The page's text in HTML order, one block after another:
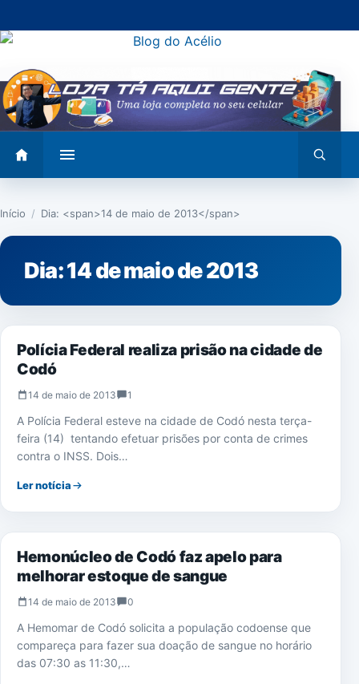
para
conteúdo
menu
busca
Início / Dia: <span>14 de maio de 2013</span>
Dia:14 de maio de 2013
NOTÍCIAS
Polícia Federal realiza prisão na cidade de
Codó
14 de maio de 2013 1
A Polícia Federal esteve na cidade de Codó nesta terça-
feira (14) tentando efetuar prisões por conta de crimes
contra o INSS. Dois…
Ler notícia
NOTÍCIAS
Hemonúcleo de Codó faz apelo para
melhorar estoque de sangue
14 de maio de 2013 0
A Hemomar de Codó solicita a população codoense que
compareça para fazer sua doação de sangue no horário
das 07:30 as 11:30,…